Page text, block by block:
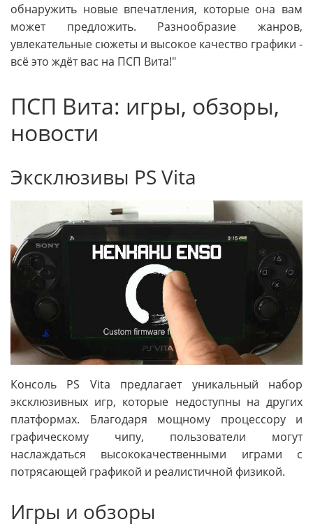
обнаружить новые впечатления, которые она вам
может предложить. Разнообразие жанров,
увлекательные сюжеты и высокое качество графики -
всё это ждёт вас на ПСП Вита!"
ПСП Вита: игры, обзоры,
новости
Эксклюзивы PS Vita
Консоль PS Vita предлагает уникальный набор
эксклюзивных игр, которые недоступны на других
платформах. Благодаря мощному процессору и
графическому чипу, пользователи могут
наслаждаться высококачественными играми с
потрясающей графикой и реалистичной физикой.
Игры и обзоры